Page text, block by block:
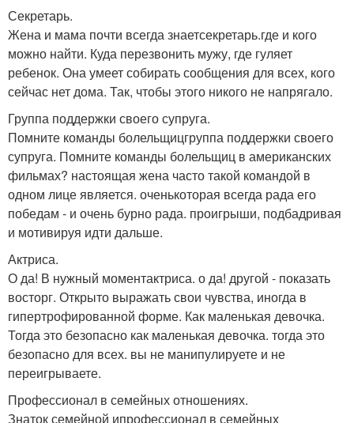
Секретарь.
Жена и мама почти всегда знаетсекретарь.где и кого
можно найти. Куда перезвонить мужу, где гуляет
ребенок. Она умеет собирать сообщения для всех, кого
сейчас нет дома. Так, чтобы этого никого не напрягало.
Группа поддержки своего супруга.
Помните команды болельщицгруппа поддержки своего
супруга. Помните команды болельщиц в американских
фильмах? настоящая жена часто такой командой в
одном лице является. оченькоторая всегда рада его
победам - и очень бурно рада. проигрыши, подбадривая
и мотивируя идти дальше.
Актриса.
О да! В нужный моментактриса. о да! другой - показать
восторг. Открыто выражать свои чувства, иногда в
гипертрофированной форме. Как маленькая девочка.
Тогда это безопасно как маленькая девочка. тогда это
безопасно для всех. вы не манипулируете и не
переигрываете.
Профессионал в семейных отношениях.
Знаток семейной ипрофессионал в семейных